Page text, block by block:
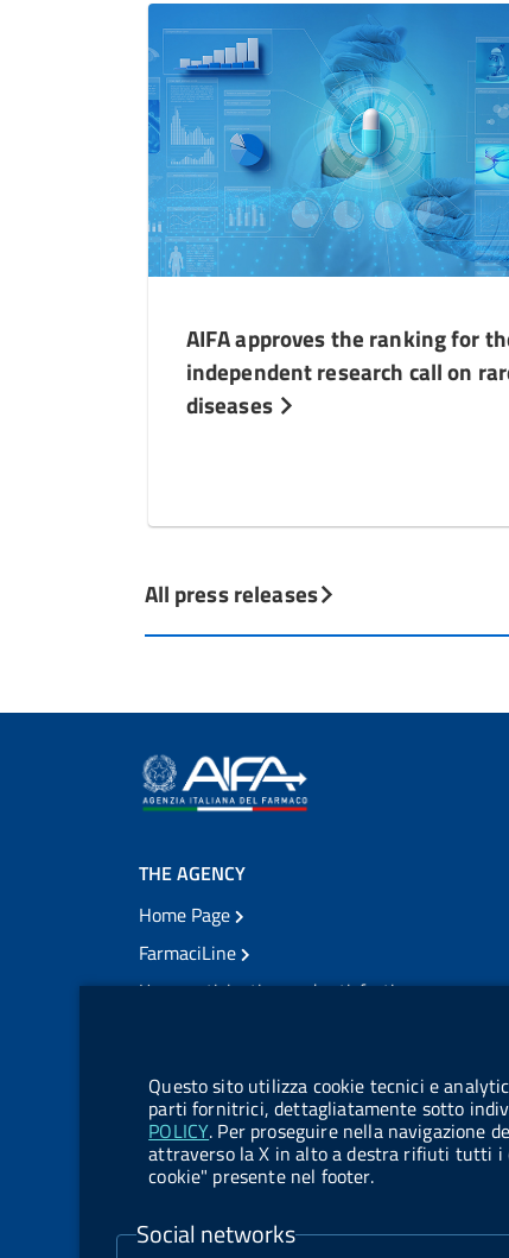
AIFA approves the ranking for
independent research call on
diseases
All press releases
Questo sito utilizza cookie tecnici e
parti fornitrici, dettagliatamente sotto
POLICY. Per proseguire nella navigazione
attraverso la X in alto a destra rifiuti tutti i
cookie" presente nel footer.
Social networks
THE AGENCY
Home Page
FarmaciLine
User participation and satisfaction
Open governance
Acts of notification
Legal notification
TrovaNormeFarmaco